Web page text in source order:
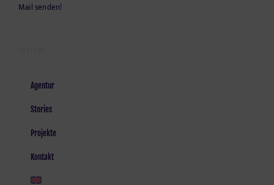
Mail senden!
Agentur
Stories
Projekte
Kontakt